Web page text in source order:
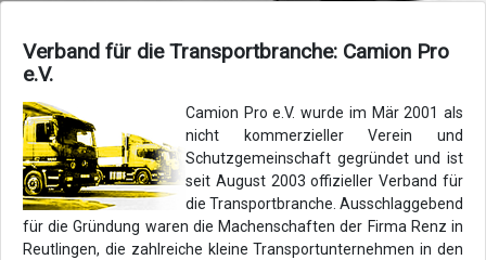
Verband für die Transportbranche: Camion Pro
e.V.
Camion Pro e.V. wurde im Mär 2001 als
nicht kommerzieller Verein und
Schutzgemeinschaft gegründet und ist
seit August 2003 offizieller Verband für
die Transportbranche. Ausschlaggebend
für die Gründung waren die Machenschaften der Firma Renz in
Reutlingen, die zahlreiche kleine Transportunternehmen in den